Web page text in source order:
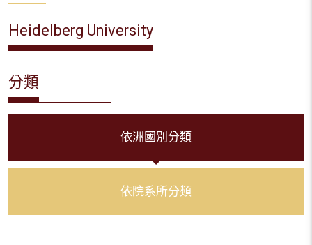
Heidelberg University
分類
依洲國別分類
依院系所分類